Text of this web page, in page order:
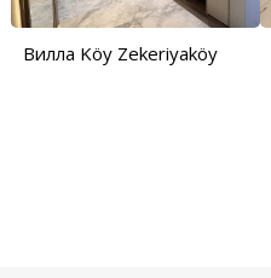
Вилла Köy Zekeriyaköy